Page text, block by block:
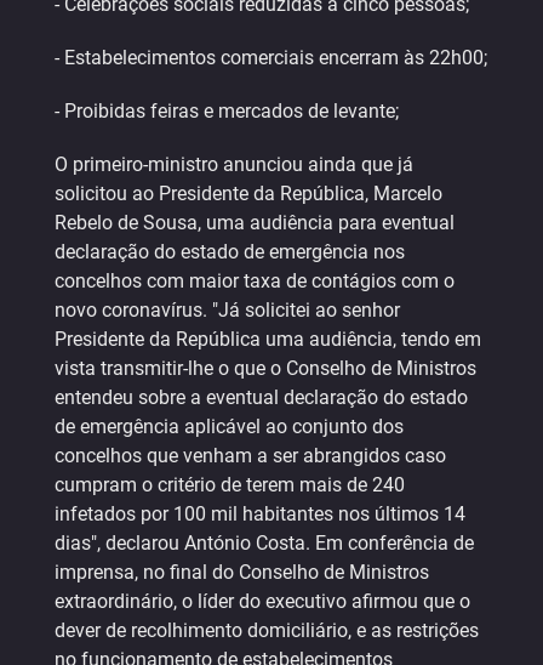
- Estabelecimentos comerciais encerram às 22h00;
- Proibidas feiras e mercados de levante;
O primeiro-ministro anunciou ainda que já
solicitou ao Presidente da República, Marcelo
Rebelo de Sousa, uma audiência para eventual
declaração do estado de emergência nos
concelhos com maior taxa de contágios com o
novo coronavírus. "Já solicitei ao senhor
Presidente da República uma audiência, tendo em
vista transmitir-lhe o que o Conselho de Ministros
entendeu sobre a eventual declaração do estado
de emergência aplicável ao conjunto dos
concelhos que venham a ser abrangidos caso
cumpram o critério de terem mais de 240
infetados por 100 mil habitantes nos últimos 14
dias", declarou António Costa. Em conferência de
imprensa, no final do Conselho de Ministros
extraordinário, o líder do executivo afirmou que o
dever de recolhimento domiciliário, e as restrições
no funcionamento de estabelecimentos